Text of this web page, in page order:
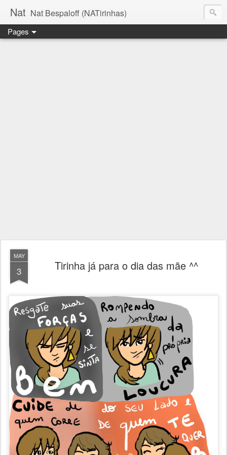
Nat Nat Bespaloff (NATirinhas)
Pages
MAY
3 Tirinha já para o dia das mãe ^^